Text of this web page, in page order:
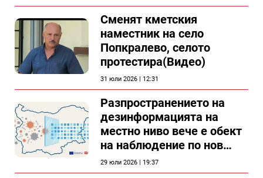
Сменят кметския
наместник на село
Попкралево, селото
протестира(Видео)
31 юли 2026 | 12:31
Разпространението на
дезинформацията на
местно ниво вече е обект
на наблюдение по нов
проект
29 юли 2026 | 19:37